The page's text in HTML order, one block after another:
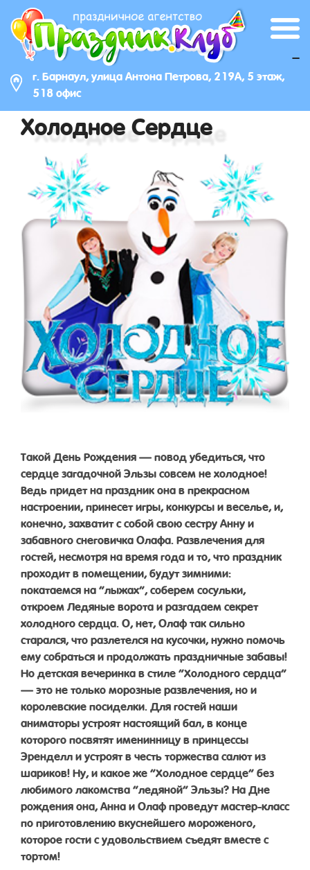
г. Барнаул, улица Антона Петрова, 219А, 5 этаж,
518 офис
_
Холодное Сердце
Такой День Рождения — повод убедиться, что
сердце загадочной Эльзы совсем не холодное!
Ведь придет на праздник она в прекрасном
настроении, принесет игры, конкурсы и веселье, и,
конечно, захватит с собой свою сестру Анну и
забавного снеговичка Олафа. Развлечения для
гостей, несмотря на время года и то, что праздник
проходит в помещении, будут зимними:
покатаемся на “лыжах”, соберем сосульки,
откроем Ледяные ворота и разгадаем секрет
холодного сердца. О, нет, Олаф так сильно
старался, что разлетелся на кусочки, нужно помочь
ему собраться и продолжать праздничные забавы!
Но детская вечеринка в стиле “Холодного сердца”
— это не только морозные развлечения, но и
королевские посиделки. Для гостей наши
аниматоры устроят настоящий бал, в конце
которого посвятят именинницу в принцессы
Эренделл и устроят в честь торжества салют из
шариков! Ну, и какое же “Холодное сердце” без
любимого лакомства “ледяной” Эльзы? На Дне
рождения она, Анна и Олаф проведут мастер-класс
по приготовлению вкуснейшего мороженого,
которое гости с удовольствием съедят вместе с
тортом!